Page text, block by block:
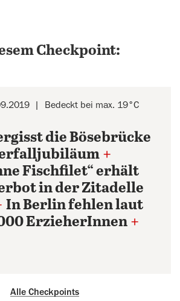
Checkpoint:
Bedeckt bei max. 19°C
die Bösebrücke
+
Fischfilet“ erhält
in der Zitadelle
In Berlin fehlen laut
ErzieherInnen +
Alle Checkpoints